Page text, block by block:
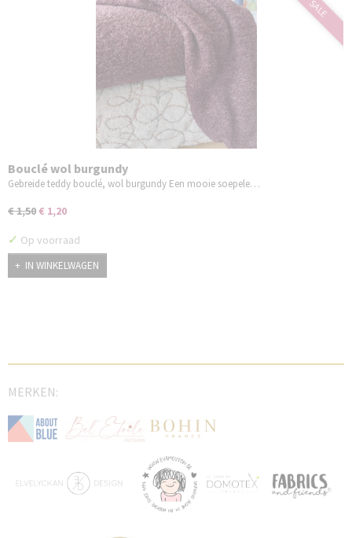
SALE
Bouclé wol burgundy
Gebreide teddy bouclé, wol burgundy Een mooie soepele…
€ 1,50€ 1,20
✓ Op voorraad
IN WINKELWAGEN
MERKEN: